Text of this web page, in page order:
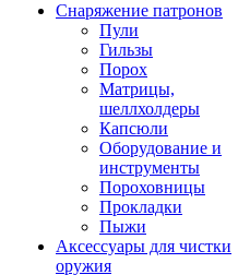
Снаряжение патронов
Пули
Гильзы
Порох
Матрицы,
шеллхолдеры
Капсюли
Оборудование и
инструменты
Пороховницы
Прокладки
Пыжи
Аксессуары для чистки
оружия